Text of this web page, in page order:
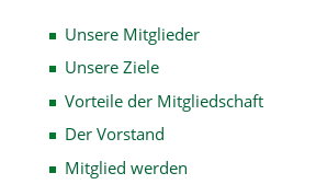
Unsere Mitglieder
Unsere Ziele
Vorteile der Mitgliedschaft
Der Vorstand
Mitglied werden